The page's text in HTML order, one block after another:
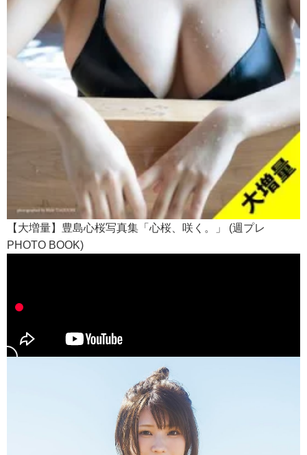
【大増量】豊島心桜写真集「心桜、咲く。」 (週プレ
PHOTO BOOK)